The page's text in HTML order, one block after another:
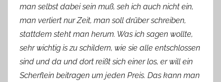
man selbst dabei sein muß, seh ich auch nicht ein,
man verliert nur Zeit, man soll drüber schreiben,
stattdem steht man herum. Was ich sagen wollte,
sehr wichtig is zu schildern, wie sie alle entschlossen
sind und da und dort reißt sich einer los, er will ein
Scherflein beitragen um jeden Preis. Das kann man